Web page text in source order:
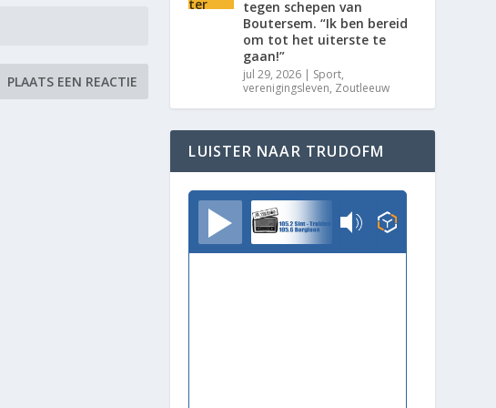
tegen schepen van
Boutersem. “Ik ben bereid
om tot het uiterste te
gaan!”
jul 29, 2026 | Sport,
verenigingsleven, Zoutleeuw
LUISTER NAAR TRUDOFM
TrudoFM